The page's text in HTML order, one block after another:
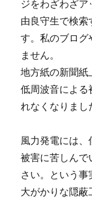
ジをわざわざア
由良守生で検索
す。私のブログ
ません。
地方紙の新聞
低周波音によ
れなくなりまし
風力発電には、
被害に苦しん
さい。という事
大がかりな隠蔽